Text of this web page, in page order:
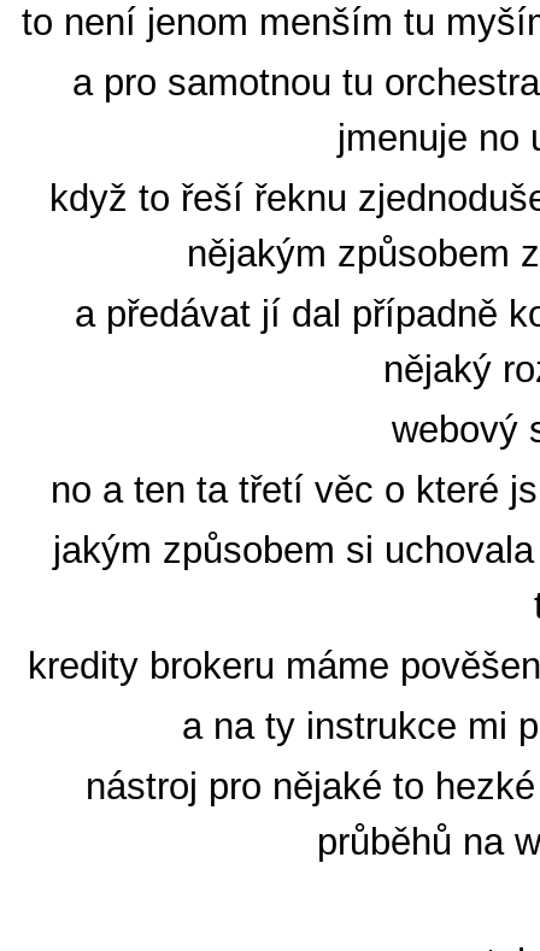
to není jenom menším tu
a pro samotnou tu
jmenuje no
když to řeší řeknu
nějakým způsobem
a předávat jí dal případně
nějaký
webový
no a ten ta třetí věc o které
jakým způsobem si
kredity brokeru máme
a na ty instrukce mi
nástroj pro nějaké to
průběhů na